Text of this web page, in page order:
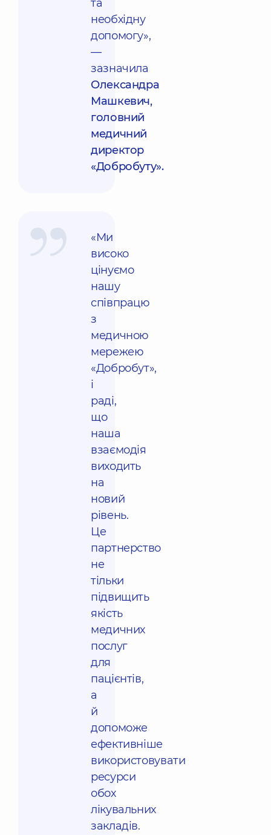
та
необхідну
допомогу»,
—
зазначила
Олександра
Машкевич,
головний
медичний
директор
«Добробуту».
«Ми
високо
цінуємо
нашу
співпрацю
з
медичною
мережею
«Добробут»,
і
раді,
що
наша
взаємодія
виходить
на
новий
рівень.
Це
партнерство
не
тільки
підвищить
якість
медичних
послуг
для
пацієнтів,
а
й
допоможе
ефективніше
використовувати
ресурси
обох
лікувальних
закладів.